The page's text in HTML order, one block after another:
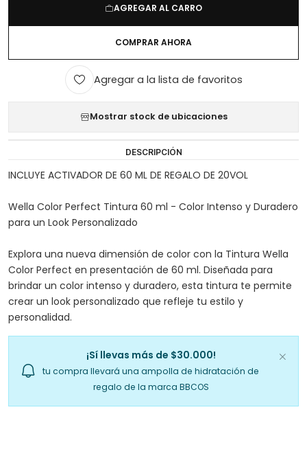
AGREGAR AL CARRO
COMPRAR AHORA
Agregar a la lista de favoritos
Mostrar stock de ubicaciones
DESCRIPCIÓN
INCLUYE ACTIVADOR DE 60 ML DE REGALO DE 20VOL
Wella Color Perfect Tintura 60 ml - Color Intenso y Duradero
para un Look Personalizado
Explora una nueva dimensión de color con la Tintura Wella
Color Perfect en presentación de 60 ml. Diseñada para
brindar un color intenso y duradero, esta tintura te permite
crear un look personalizado que refleje tu estilo y
personalidad.
¡Sí llevas más de $30.000!
tu compra llevará una ampolla de hidratación de
regalo de la marca BBCOS